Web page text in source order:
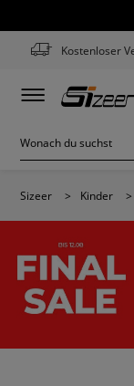
Kostenloser
Sizeer > Kinder >